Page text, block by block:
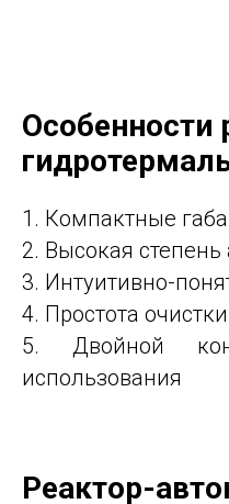
Особенности
1. Компактные
2. Высокая
3. Интуитивно-
4. Простота
5. Двойной
использования
Реактор-